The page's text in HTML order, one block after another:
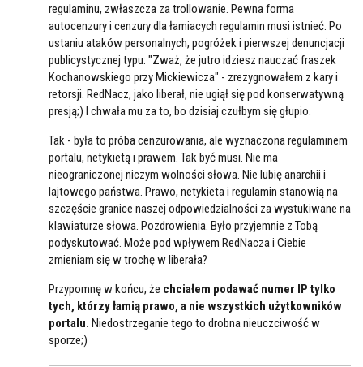
regulaminu, zwłaszcza za trollowanie. Pewna forma
autocenzury i cenzury dla łamiacych regulamin musi istnieć. Po
ustaniu ataków personalnych, pogróżek i pierwszej denuncjacji
publicystycznej typu: "Zważ, że jutro idziesz nauczać fraszek
Kochanowskiego przy Mickiewicza" - zrezygnowałem z kary i
retorsji. RedNacz, jako liberał, nie ugiął się pod konserwatywną
presją;) I chwała mu za to, bo dzisiaj czułbym się głupio.
Tak - była to próba cenzurowania, ale wyznaczona regulaminem
portalu, netykietą i prawem. Tak być musi. Nie ma
nieograniczonej niczym wolności słowa. Nie lubię anarchii i
lajtowego państwa. Prawo, netykieta i regulamin stanowią na
szczęście granice naszej odpowiedzialności za wystukiwane na
klawiaturze słowa. Pozdrowienia. Było przyjemnie z Tobą
podyskutować. Może pod wpływem RedNacza i Ciebie
zmieniam się w trochę w liberała?
Przypomnę w końcu, że chciałem podawać numer IP tylko
tych, którzy łamią prawo, a nie wszystkich użytkowników
portalu. Niedostrzeganie tego to drobna nieuczciwość w
sporze;)